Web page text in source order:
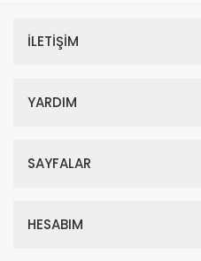
İLETİŞİM
YARDIM
SAYFALAR
HESABIM